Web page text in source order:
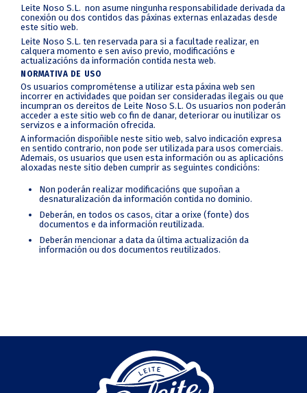
Leite Noso S.L. non asume ningunha responsabilidade derivada da
conexión ou dos contidos das páxinas externas enlazadas desde
este sitio web.
Leite Noso S.L. ten reservada para si a facultade realizar, en
calquera momento e sen aviso previo, modificacións e
actualizacións da información contida nesta web.
NORMATIVA DE USO
Os usuarios comprométense a utilizar esta páxina web sen
incorrer en actividades que poidan ser consideradas ilegais ou que
incumpran os dereitos de Leite Noso S.L. Os usuarios non poderán
acceder a este sitio web co fin de danar, deteriorar ou inutilizar os
servizos e a información ofrecida.
A información dispoñible neste sitio web, salvo indicación expresa
en sentido contrario, non pode ser utilizada para usos comerciais.
Ademais, os usuarios que usen esta información ou as aplicacións
aloxadas neste sitio deben cumprir as seguintes condicións:
Non poderán realizar modificacións que supoñan a
desnaturalización da información contida no dominio.
Deberán, en todos os casos, citar a orixe (fonte) dos
documentos e da información reutilizada.
Deberán mencionar a data da última actualización da
información ou dos documentos reutilizados.